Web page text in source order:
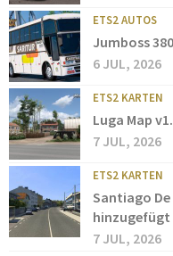
ETS2 AUTOS
Jumboss
6 JUL, 2026
ETS2 KARTEN
Luga Map
7 JUL, 2026
ETS2 KARTEN
Santiago De
hinzugefügt
7 JUL, 2026